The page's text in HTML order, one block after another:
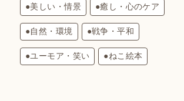
●美しい・情景 ●癒し・心のケア
●自然・環境 ●戦争・平和
●ユーモア・笑い ●ねこ絵本